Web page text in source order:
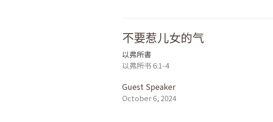
不要惹儿女的气
以弗所書
以弗所书 6:1-4
Guest Speaker
October 6, 2024